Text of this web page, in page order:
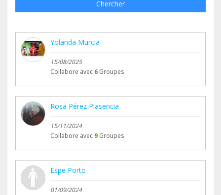
Chercher
Yolanda Murcia
15/08/2025
Collabore avec 6 Groupes
Rosa Pérez Plasencia
15/11/2024
Collabore avec 9 Groupes
Espe Porto
01/09/2024